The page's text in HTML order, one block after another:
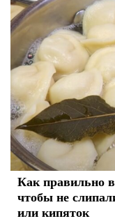
Как правильно
чтобы не
или кипяток